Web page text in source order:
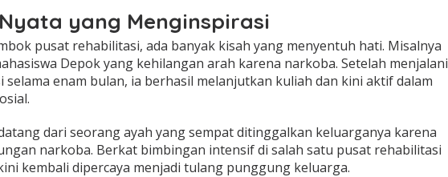
yang Menginspirasi
pusat rehabilitasi, ada banyak kisah yang menyentuh hati. Misalnya
Depok yang kehilangan arah karena narkoba. Setelah menjalani
selama enam bulan, ia berhasil melanjutkan kuliah dan kini aktif dalam
dari seorang ayah yang sempat ditinggalkan keluarganya karena
narkoba. Berkat bimbingan intensif di salah satu pusat rehabilitasi
kembali dipercaya menjadi tulang punggung keluarga.